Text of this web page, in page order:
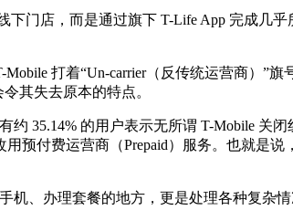
门店，而是通过旗下 T-Life App 完成几
打着“Un-carrier（反传统运营商）”
其失去原本的特点。
35.14% 的用户表示无所谓 T-Mobile 关
预付费运营商（Prepaid）服务。也就是
、办理套餐的地方，更是处理各种复杂